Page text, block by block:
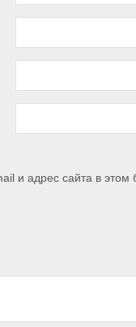
и адрес сайта в